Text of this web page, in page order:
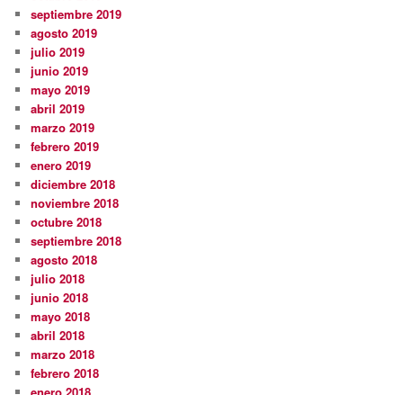
septiembre 2019
agosto 2019
julio 2019
junio 2019
mayo 2019
abril 2019
marzo 2019
febrero 2019
enero 2019
diciembre 2018
noviembre 2018
octubre 2018
septiembre 2018
agosto 2018
julio 2018
junio 2018
mayo 2018
abril 2018
marzo 2018
febrero 2018